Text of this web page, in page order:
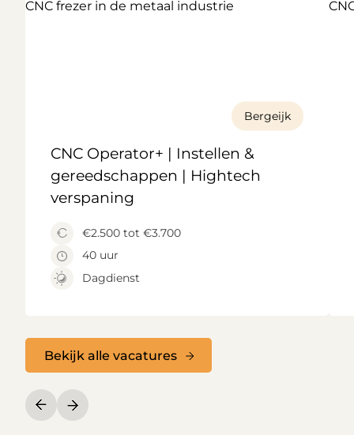
CNC Operator+ | Instellen &
gereedschappen | Hightech
verspaning
Bergeijk
€2.500 tot €3.700
40 uur
Dagdienst
Bekijk alle vacatures